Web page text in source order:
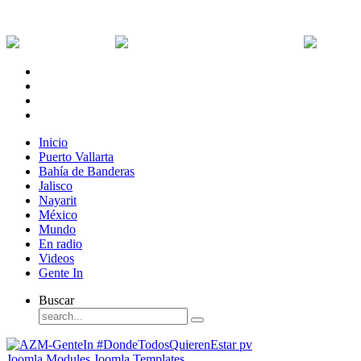
Inicio
Puerto Vallarta
Bahía de Banderas
Jalisco
Nayarit
México
Mundo
En radio
Videos
Gente In
Buscar